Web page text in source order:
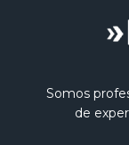
Somos
de